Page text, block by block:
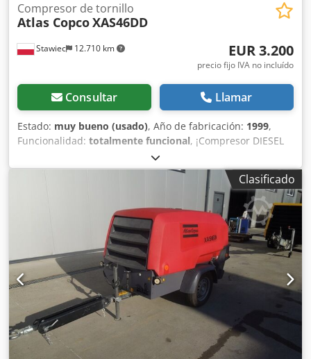
Stawiec 12.710 km
Compresor de tornillo
Atlas CopcoXAS46DD
EUR 3.200
precio fijo IVA no incluído
Consultar Llamar
Estado: muy bueno (usado), Año de fabricación: 1999,
Funcionalidad: totalmente funcional, ¡Compresor DIESEL
ATLAS COPCO XAS46DD después del mantenimiento!
Compresor matriculado en Polonia. Datos técnicos:
Dkedpfx Asx A T D Sopqsr capacidad: 2,60 m3/min; presión
de trabajo: 7 Bar; motor: DEUTZ F2M1011 horas de
funcionamiento: 1355 h!!! El compresor está
completamente operativo, listo para trabajar, con garantía.
Precio neto: 13.500 PLN Precio bruto: 16.605 PLN
Clasificado